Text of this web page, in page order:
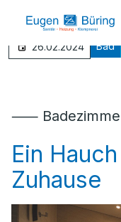
26.02.2024 Bad
⸺
Ein
Zuhause